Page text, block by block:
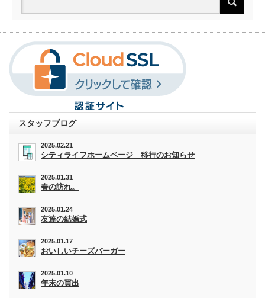
スタッフブログ
2025.02.21
シティライフホームページ 移行のお知らせ
2025.01.31
春の訪れ。
2025.01.24
友達の結婚式
2025.01.17
おいしいチーズバーガー
2025.01.10
年末の買出